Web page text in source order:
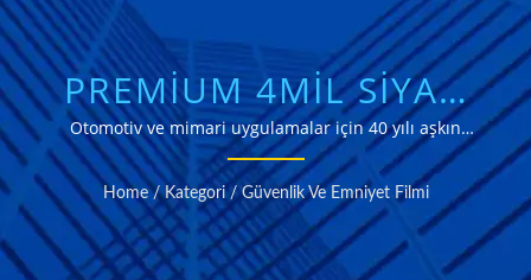
PREMIUM 4MIL SIYAH
GÜVENLIK PENCERE
FILMI ÇÖZÜMLERI
Otomotiv ve mimari uygulamalar için 40 yılı aşkın
üretim tecrübesine sahip profesyonel düzeyde anti-şok
ve güvenlik filmi.
Home / Kategori / Güvenlik Ve Emniyet Filmi